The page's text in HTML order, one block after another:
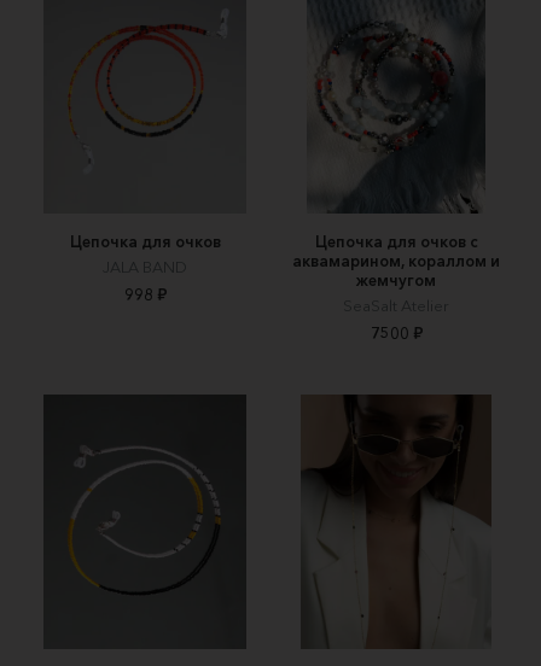
Цепочка для очков
JALA BAND
998 ₽
Цепочка для очков с
аквамарином, кораллом и
жемчугом
SeaSalt Atelier
7500 ₽